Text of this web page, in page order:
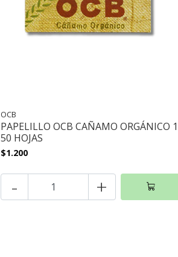
OCB
PAPELILLO OCB CAÑAMO ORGÁNICO 1
50 HOJAS
$1.200
- +